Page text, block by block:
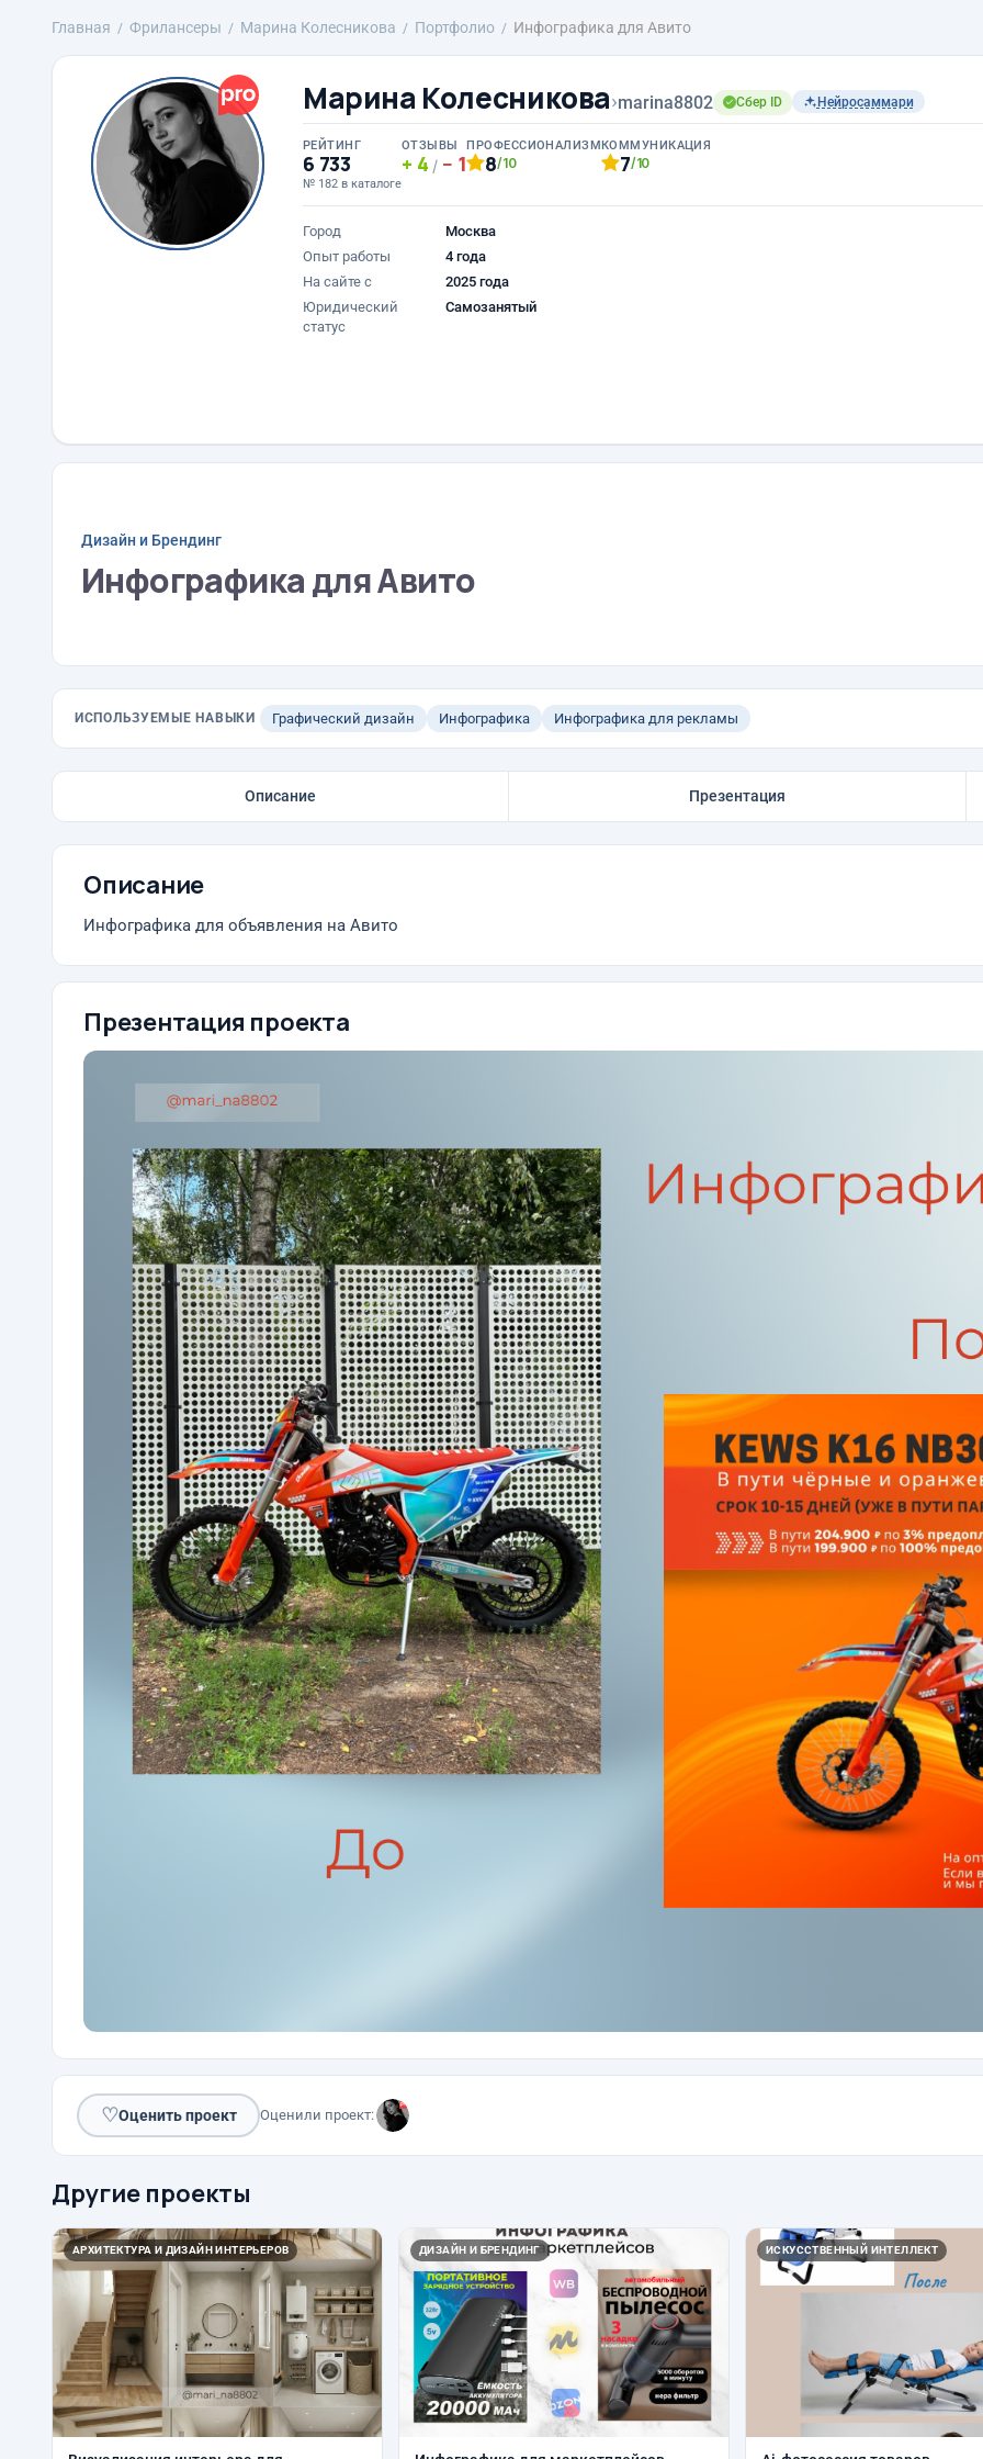
Главная Фрилансеры Марина Колесникова Портфолио Инфографика для Авито
Марина Колесникова›marina8802 Сбер ID Нейросаммари
РЕЙТИНГ
6 733
№ 182 в каталоге
ОТЗЫВЫ
4 / 1
ПРОФЕССИОНАЛИЗМ
8/10
КОММУНИКАЦИЯ
7/10
Город
Москва
Опыт работы
4 года
На сайте с
2025 года
Юридический
статус
Самозанятый
Дизайн и Брендинг
Инфографика для Авито
ИСПОЛЬЗУЕМЫЕ НАВЫКИ Графический дизайн Инфографика Инфографика для рекламы
Описание Презентация
Описание
Инфографика для объявления на Авито
Презентация проекта
♡Оценить проект Оценили проект:
Другие проекты
АРХИТЕКТУРА И ДИЗАЙН ИНТЕРЬЕРОВ ДИЗАЙН И БРЕНДИНГ ИСКУССТВЕННЫЙ ИНТЕЛЛЕКТ